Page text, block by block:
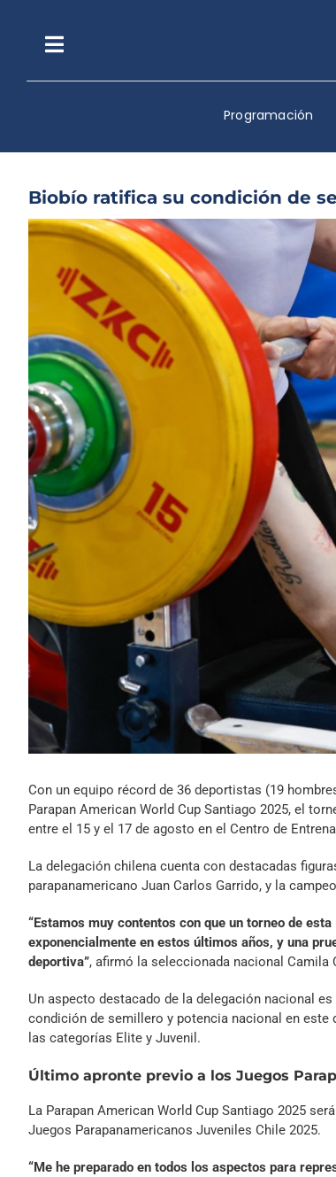
contenidoToggle
Navigation
Programación
Biobío ratifica su condición de
Ver
grande
Con un equipo récord de 36 deportistas (19
Parapan American World Cup Santiago 2025, el
entre el 15 y el 17 de agosto en el Centro de
La delegación chilena cuenta con destacadas
parapanamericano Juan Carlos Garrido, y la
“Estamos muy contentos con que un torneo de
exponencialmente en estos últimos años, y una
deportiva”, afirmó la seleccionada nacional Camila
Un aspecto destacado de la delegación nacional
condición de semillero y potencia nacional en este
las categorías Elite y Juvenil.
Último apronte previo a los Juegos
La Parapan American World Cup Santiago 2025
Juegos Parapanamericanos Juveniles Chile 2025.
“Me he preparado en todos los aspectos para